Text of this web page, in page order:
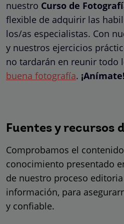
nuestro Curso de
flexible de adquirir las
los/as especialistas. Con
y nuestros ejercicios
no tardarán en reunir todo
buena fotografía. ¡Anímate!
Fuentes y recursos
Comprobamos el
conocimiento presentado
de nuestro proceso
información, para
y confiable.